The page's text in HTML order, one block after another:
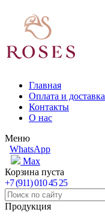
Главная
Оплата и доставка
Контакты
О нас
Меню
WhatsApp
Max
Корзина пуста
+7 (911) 010 45 25
Продукция